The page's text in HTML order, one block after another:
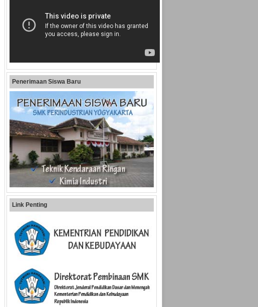
Penerimaan Siswa Baru
Link Penting